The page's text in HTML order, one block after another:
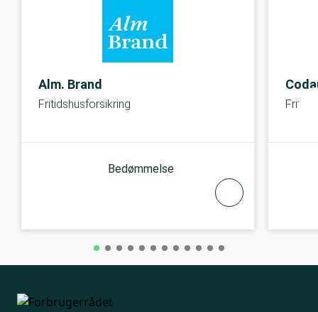
Alm. Brand
Fritidshusforsikring
Bedømmelse